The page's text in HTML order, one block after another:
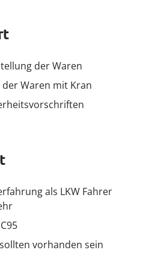
der Waren
Waren mit Kran
als LKW Fahrer
vorhanden sein